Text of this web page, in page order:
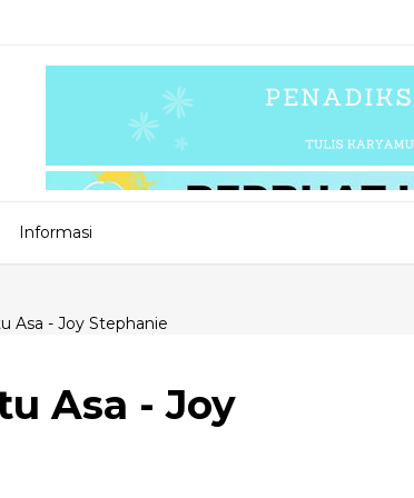
Informasi
Asa - Joy Stephanie
Asa - Joy